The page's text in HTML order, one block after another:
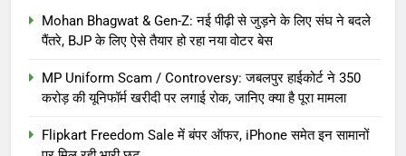
Mohan Bhagwat & Gen-Z: नई पीढ़ी से जुड़ने के लिए संघ ने बदले
पैंतरे, BJP के लिए ऐसे तैयार हो रहा नया वोटर बेस
MP Uniform Scam / Controversy: जबलपुर हाईकोर्ट ने 350
करोड़ की यूनिफॉर्म खरीदी पर लगाई रोक, जानिए क्या है पूरा मामला
Flipkart Freedom Sale में बंपर ऑफर, iPhone समेत इन सामानों